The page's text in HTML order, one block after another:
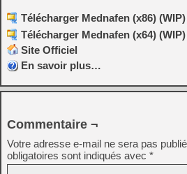
Télécharger Mednafen (x86)
Télécharger Mednafen (x64)
Site Officiel
En savoir plus…
Commentaire ¬
Votre adresse e-mail ne sera pas
obligatoires sont indiqués avec *